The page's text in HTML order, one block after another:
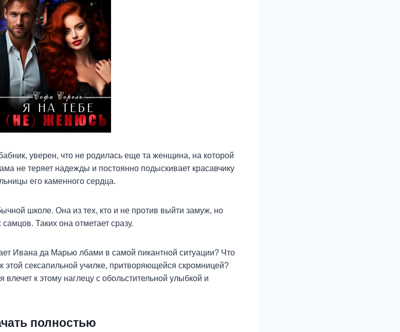
уверен, что не родилась еще та женщина, на которой
не теряет надежды и постоянно подыскивает красавчику
его каменного сердца.
школе. Она из тех, кто и не против выйти замуж, но
Таких она отметает сразу.
Ивана да Марью лбами в самой пикантной ситуации? Что
этой сексапильной училке, притворяющейся скромницей?
к этому наглецу с обольстительной улыбкой и
полностью